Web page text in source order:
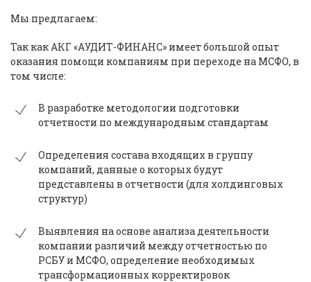
Мы предлагаем:
Так как АКГ «АУДИТ-ФИНАНС» имеет большой опыт
оказания помощи компаниям при переходе на МСФО, в
том числе:
В разработке методологии подготовки
отчетности по международным стандартам
Определения состава входящих в группу
компаний, данные о которых будут
представлены в отчетности (для холдинговых
структур)
Выявления на основе анализа деятельности
компании различий между отчетностью по
РСБУ и МСФО, определение необходимых
трансформационных корректировок